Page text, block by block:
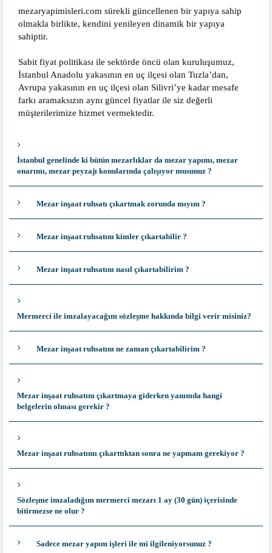
mezaryapimisleri.com sürekli güncellenen bir yapıya sahip
olmakla birlikte, kendini yenileyen dinamik bir yapıya
sahiptir.
Sabit fiyat politikası ile sektörde öncü olan kuruluşumuz,
İstanbul Anadolu yakasının en uç ilçesi olan Tuzla’dan,
Avrupa yakasının en uç ilçesi olan Silivri’ye kadar mesafe
farkı aramaksızın aynı güncel fiyatlar ile siz değerli
müşterilerimize hizmet vermektedir.
İstanbul genelinde ki bütün mezarlıklar da mezar yapımı, mezar
onarımı, mezar peyzajı konularında çalışıyor musunuz ?
Mezar inşaat ruhsatı çıkartmak zorunda mıyım ?
Mezar inşaat ruhsatını kimler çıkartabilir ?
Mezar inşaat ruhsatını nasıl çıkartabilirim ?
Mermerci ile imzalayacağım sözleşme hakkında bilgi verir misiniz?
Mezar inşaat ruhsatını ne zaman çıkartabilirim ?
Mezar inşaat ruhsatını çıkartmaya giderken yanımda hangi
belgelerin olması gerekir ?
Mezar inşaat ruhsatımı çıkarttıktan sonra ne yapmam gerekiyor ?
Sözleşme imzaladığım mermerci mezarı 1 ay (30 gün) içerisinde
bitirmezse ne olur ?
Sadece mezar yapım işleri ile mi ilgileniyorsunuz ?